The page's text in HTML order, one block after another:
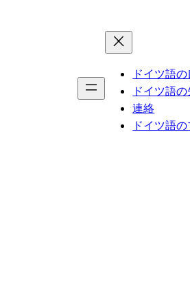
ドイツ語
ドイツ語
連絡
ドイツ語